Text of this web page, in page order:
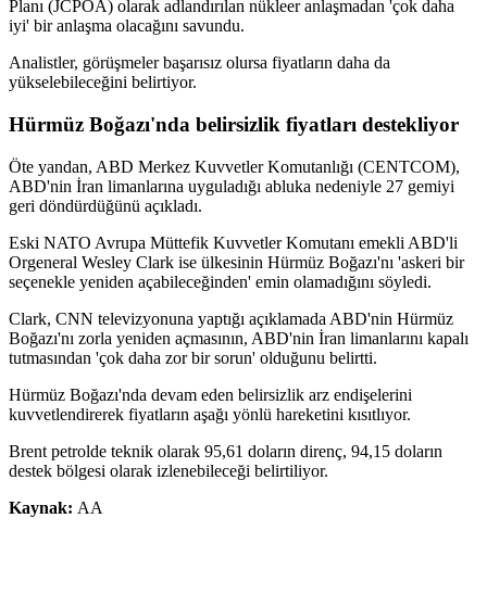
Planı (JCPOA) olarak adlandırılan nükleer anlaşmadan 'çok daha
iyi' bir anlaşma olacağını savundu.
Analistler, görüşmeler başarısız olursa fiyatların daha da
yükselebileceğini belirtiyor.
Hürmüz Boğazı'nda belirsizlik fiyatları destekliyor
Öte yandan, ABD Merkez Kuvvetler Komutanlığı (CENTCOM),
ABD'nin İran limanlarına uyguladığı abluka nedeniyle 27 gemiyi
geri döndürdüğünü açıkladı.
Eski NATO Avrupa Müttefik Kuvvetler Komutanı emekli ABD'li
Orgeneral Wesley Clark ise ülkesinin Hürmüz Boğazı'nı 'askeri bir
seçenekle yeniden açabileceğinden' emin olamadığını söyledi.
Clark, CNN televizyonuna yaptığı açıklamada ABD'nin Hürmüz
Boğazı'nı zorla yeniden açmasının, ABD'nin İran limanlarını kapalı
tutmasından 'çok daha zor bir sorun' olduğunu belirtti.
Hürmüz Boğazı'nda devam eden belirsizlik arz endişelerini
kuvvetlendirerek fiyatların aşağı yönlü hareketini kısıtlıyor.
Brent petrolde teknik olarak 95,61 doların direnç, 94,15 doların
destek bölgesi olarak izlenebileceği belirtiliyor.
Kaynak: AA